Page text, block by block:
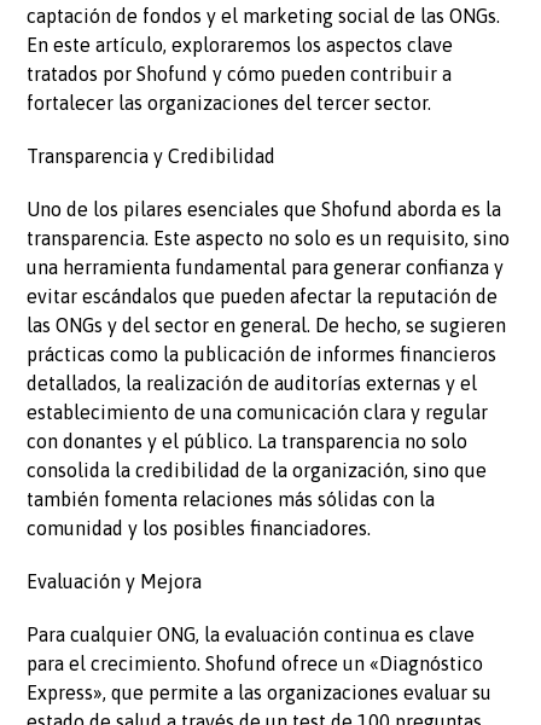
captación de fondos y el marketing social de las ONGs.
En este artículo, exploraremos los aspectos clave
tratados por Shofund y cómo pueden contribuir a
fortalecer las organizaciones del tercer sector.
Transparencia y Credibilidad
Uno de los pilares esenciales que Shofund aborda es la
transparencia. Este aspecto no solo es un requisito, sino
una herramienta fundamental para generar confianza y
evitar escándalos que pueden afectar la reputación de
las ONGs y del sector en general. De hecho, se sugieren
prácticas como la publicación de informes financieros
detallados, la realización de auditorías externas y el
establecimiento de una comunicación clara y regular
con donantes y el público. La transparencia no solo
consolida la credibilidad de la organización, sino que
también fomenta relaciones más sólidas con la
comunidad y los posibles financiadores.
Evaluación y Mejora
Para cualquier ONG, la evaluación continua es clave
para el crecimiento. Shofund ofrece un «Diagnóstico
Express», que permite a las organizaciones evaluar su